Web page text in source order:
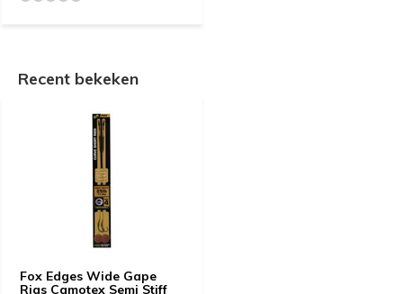
Recent bekeken
Fox Edges Wide Gape
Rigs Camotex Semi Stiff